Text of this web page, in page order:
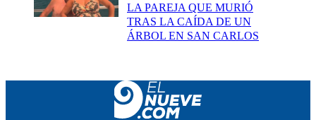
LA PAREJA QUE MURIÓ
TRAS LA CAÍDA DE UN
ÁRBOL EN SAN CARLOS